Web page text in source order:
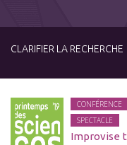
CLARIFIER LA RECHERCHE
CONFÉRENCE
SPECTACLE
Improvise